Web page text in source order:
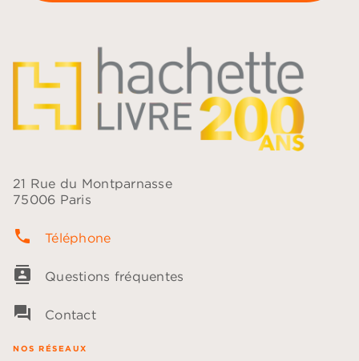
21 Rue du Montparnasse
75006 Paris
phone Téléphone
contacts Questions fréquentes
question_answer Contact
NOS RÉSEAUX